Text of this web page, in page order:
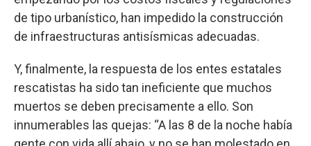
de tipo urbanístico, han impedido la construcción
de infraestructuras antisísmicas adecuadas.
Y, finalmente, la respuesta de los entes estatales
rescatistas ha sido tan ineficiente que muchos
muertos se deben precisamente a ello. Son
innumerables las quejas: “A las 8 de la noche había